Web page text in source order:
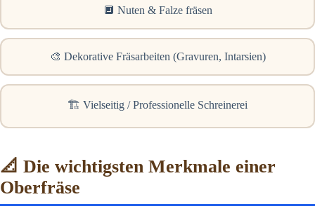
🔲 Nuten & Falze fräsen
🎨 Dekorative Fräsarbeiten (Gravuren, Intarsien)
🏗️ Vielseitig / Professionelle Schreinerei
📐 Die wichtigsten Merkmale einer
Oberfräse